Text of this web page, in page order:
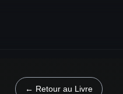
← Retour au Livre